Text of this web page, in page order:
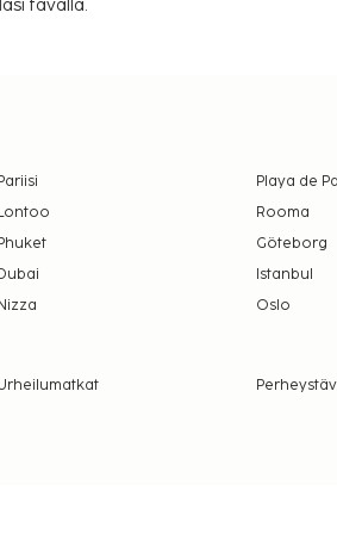
tavalla.
Playa de
Rooma
Göteborg
Istanbul
Oslo